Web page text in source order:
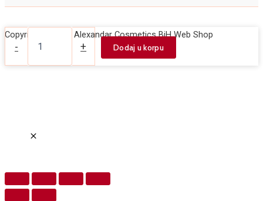
Copyright © 2026 Alexandar Cosmetics BiH Web Shop
-
Papirni
kozmetički
ROIAL
+ Dodaj u korpu